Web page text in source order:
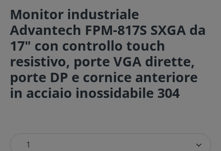
Monitor industriale
Advantech FPM-817S SXGA da
17" con controllo touch
resistivo, porte VGA dirette,
porte DP e cornice anteriore
in acciaio inossidabile 304